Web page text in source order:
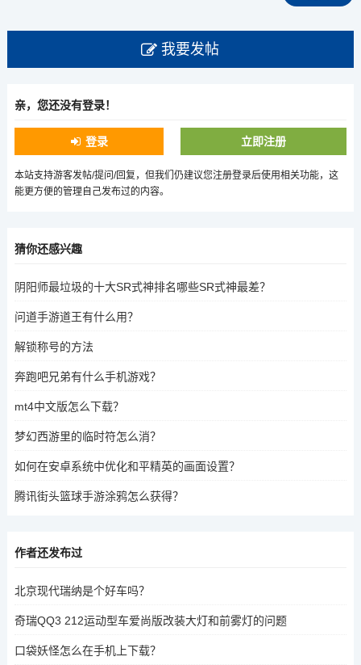
我要发帖
亲，您还没有登录！
登录 立即注册
本站支持游客发帖/提问/回复，但我们仍建议您注册登录后使用相关功能，这
能更方便的管理自己发布过的内容。
猜你还感兴趣
阴阳师最垃圾的十大SR式神排名哪些SR式神最差？
问道手游道王有什么用？
解锁称号的方法
奔跑吧兄弟有什么手机游戏？
mt4中文版怎么下载？
梦幻西游里的临时符怎么消？
如何在安卓系统中优化和平精英的画面设置？
腾讯街头篮球手游涂鸦怎么获得？
作者还发布过
北京现代瑞纳是个好车吗？
奇瑞QQ3 212运动型车爱尚版改装大灯和前雾灯的问题
口袋妖怪怎么在手机上下载？